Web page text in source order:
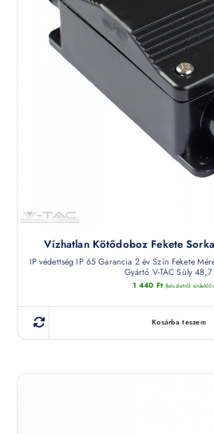
Vízhatlan Kötődoboz Fekete
IP védettség IP 65 Garancia 2 év Szín Fekete
Gyártó V-TAC Súly
1 440 Ft (készletről
Kosárba teszem